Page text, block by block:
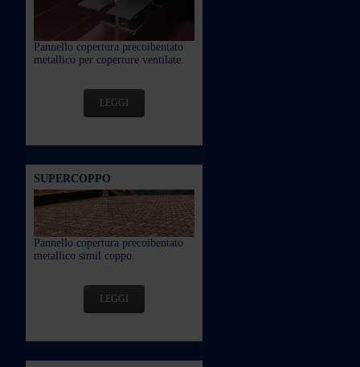
Pannello copertura precoibentato
metallico per coperture ventilate.
LEGGI
SUPERCOPPO
Pannello copertura precoibentato
metallico simil coppo.
LEGGI